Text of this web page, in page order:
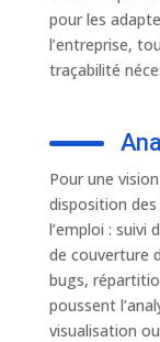
pour les
l’entreprise,
traçabilité
Pour une
disposition
l’emploi : suivi
de couverture
bugs,
poussent
visualisation